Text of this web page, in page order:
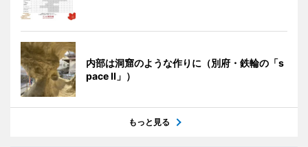
内部は洞窟のような作りに（別府・鉄輪の「s
pace II」）
もっと見る